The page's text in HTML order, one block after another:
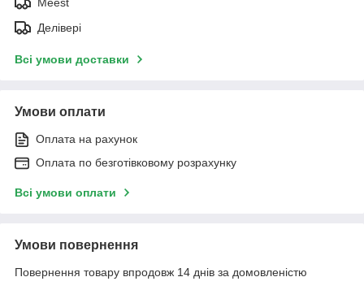
Делівері
Всі умови доставки
Умови оплати
Оплата на рахунок
Оплата по безготівковому розрахунку
Всі умови оплати
Умови повернення
Повернення товару впродовж 14 днів за домовленістю